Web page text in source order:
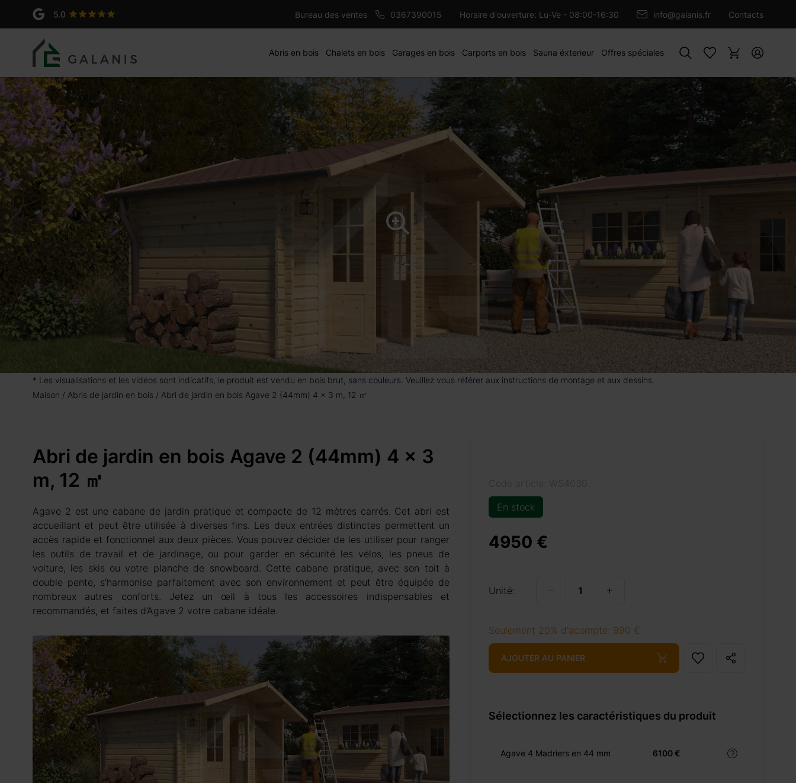
Bureau des ventes 0367390015 Horaire d'ouverture: Lu-Ve - 08:00-16:30 info@galanis.fr
Contacts
Rechercher
Abris en bois Chalets en bois Garages en bois Carports en bois Sauna éxterieur Offres spéciales
* Les visualisations et les vidéos sont indicatifs, le produit est vendu en bois brut, sans couleurs. Veuillez vous référer aux instructions de montage et aux dessins.
Maison
Abris de jardin en bois Abri de jardin en bois Agave 2 (44mm) 4 x 3 m, 12 ㎡
Abri de jardin en bois Agave 2 (44mm) 4 x 3
m, 12 ㎡
Agave 2 est une cabane de jardin pratique et compacte de 12 mètres carrés. Cet abri est
accueillant et peut être utilisée à diverses fins. Les deux entrées distinctes permettent un
accès rapide et fonctionnel aux deux pièces. Vous pouvez décider de les utiliser pour ranger
les outils de travail et de jardinage, ou pour garder en sécurité les vélos, les pneus de
voiture, les skis ou votre planche de snowboard. Cette cabane pratique, avec son toit à
double pente, s’harmonise parfaitement avec son environnement et peut être équipée de
nombreux autres conforts. Jetez un œil à tous les accessoires indispensables et
recommandés, et faites d’Agave 2 votre cabane idéale.
En stock
4950 €
Unité:
Seulement 20% d'acompte: 990 €
AJOUTER AU PANIER
Sélectionnez les caractéristiques du produit
Agave 4 Madriers en 44 mm 6100 €